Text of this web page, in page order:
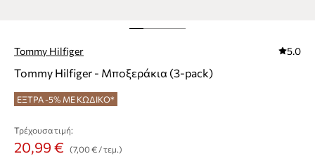
Tommy Hilfiger 5.0
Tommy Hilfiger - Μποξεράκια (3-pack)
ΕΞΤΡΑ -5% ΜΕ ΚΩΔΙΚΟ*
Τρέχουσα τιμή:
20,99 €
(7,00 € / τεμ.)